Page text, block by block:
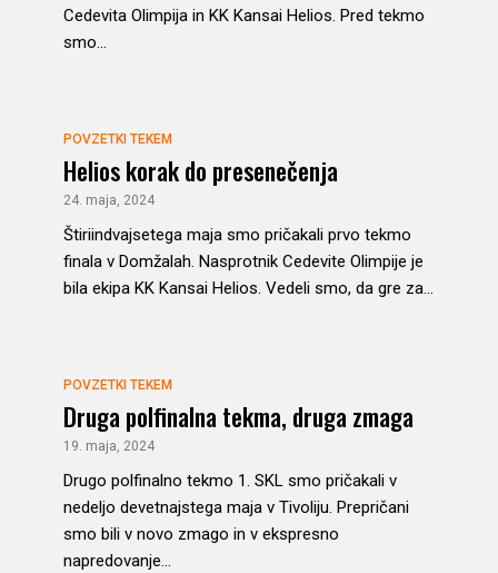
Cedevita Olimpija in KK Kansai Helios. Pred tekmo
smo...
POVZETKI TEKEM
Helios korak do presenečenja
24. maja, 2024
Štiriindvajsetega maja smo pričakali prvo tekmo
finala v Domžalah. Nasprotnik Cedevite Olimpije je
bila ekipa KK Kansai Helios. Vedeli smo, da gre za...
POVZETKI TEKEM
Druga polfinalna tekma, druga zmaga
19. maja, 2024
Drugo polfinalno tekmo 1. SKL smo pričakali v
nedeljo devetnajstega maja v Tivoliju. Prepričani
smo bili v novo zmago in v ekspresno
napredovanje...